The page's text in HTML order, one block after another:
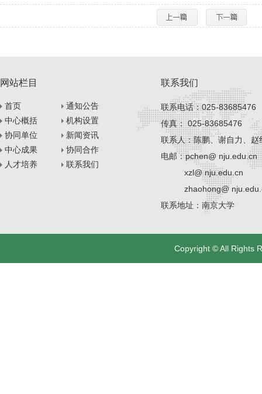
网站栏目
首页
通知公告
中心概括
机构设置
协同单位
新闻资讯
中心成果
协同合作
人才培养
联系我们
联系我们
联系电话：025-83685476
传真： 025-83685476
联系人：陈鹏、谢自力、赵
电邮：pchen@ nju.edu.cn
xzl@ nju.edu.cn
zhaohong@
联系地址：南京大学
Copyright © All Rights